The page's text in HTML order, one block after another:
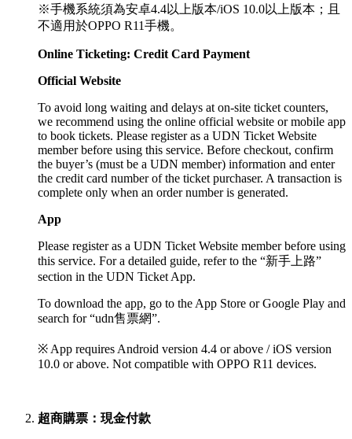
※手機系統須為安卓4.4以上版本/iOS 10.0以上版本；且
不適用於OPPO R11手機。
Online Ticketing: Credit Card Payment
Official Website
To avoid long waiting and delays at on-site ticket counters,
we recommend using the online official website or mobile app
to book tickets. Please register as a UDN Ticket Website
member before using this service. Before checkout, confirm
the buyer’s (must be a UDN member) information and enter
the credit card number of the ticket purchaser. A transaction is
complete only when an order number is generated.
App
Please register as a UDN Ticket Website member before using
this service. For a detailed guide, refer to the “新手上路”
section in the UDN Ticket App.
To download the app, go to the App Store or Google Play and
search for “udn售票網”.
※ App requires Android version 4.4 or above / iOS version
10.0 or above. Not compatible with OPPO R11 devices.
超商購票：現金付款